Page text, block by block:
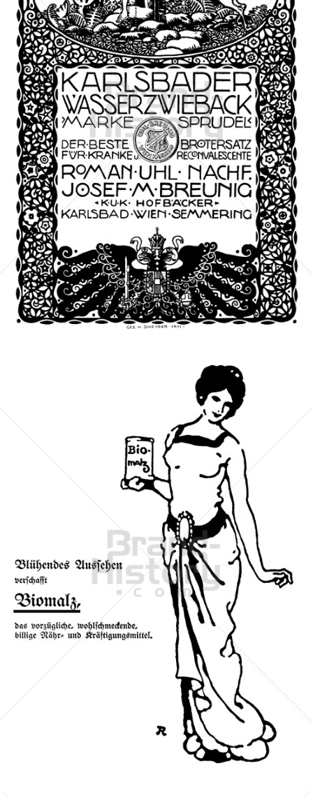
ROMAN UHL, WIEN ROMAN UHL, WIEN 1912
Bild-ID: 66283
Biomalz
BIOMALZ-Backmittel GmbH (Chemische Fabrik Gebrüder
Patermann, Berlin)